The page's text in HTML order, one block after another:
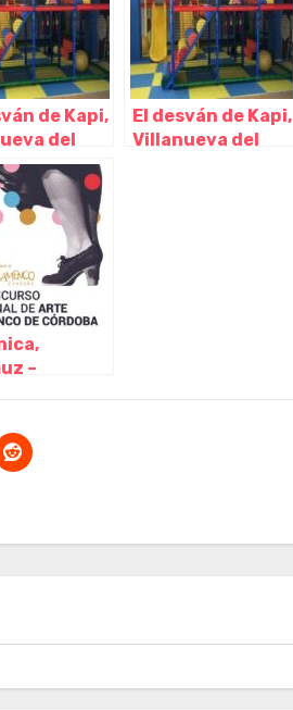
de Kapi,
del
– Madrid
El desván de Kapi,
Villanueva del
–